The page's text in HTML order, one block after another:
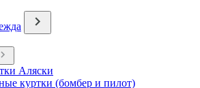
Аляски
куртки (бомбер и пилот)